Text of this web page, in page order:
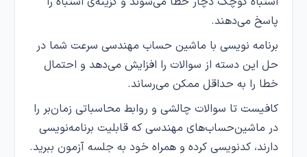
پاسخ می‌دهند.
برنامه نویسی با ماشین حساب مهندسی سرعت شما در
حل این دسته از سوالات را افزایش می‌دهد و احتمال
خطا را به حداقل ممکن می‌رساند.
کافیست تا سوالات چالشی و روابط محاسباتی زمان‌بر را
در ماشین‌حساب‌های مهندسی که قابلیت برنامه‌نویسی
دارند، کدنویسی کرده و همراه خود به جلسه آزمون ببرید.